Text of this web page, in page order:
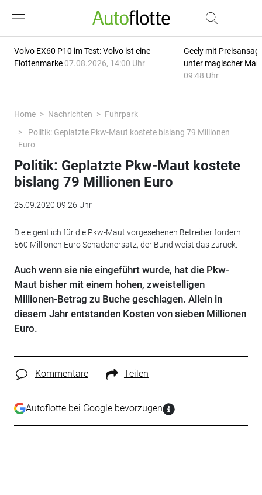
Volvo EX60 P10 im Test: Volvo ist eine
Flottenmarke 07.08.2026, 14:00 Uhr
Geely mit
unter magischer
09:48 Uhr
Home Nachrichten
Fuhrpark
Politik: Geplatzte Pkw-Maut kostete bislang 79 Millionen
Euro
Politik: Geplatzte Pkw-Maut kostete
bislang 79 Millionen Euro
25.09.2020 09:26 Uhr
Die eigentlich für die Pkw-Maut vorgesehenen Betreiber fordern
560 Millionen Euro Schadenersatz, der Bund weist das zurück.
Auch wenn sie nie eingeführt wurde, hat die Pkw-
Maut bisher mit einem hohen, zweistelligen
Millionen-Betrag zu Buche geschlagen. Allein in
diesem Jahr entstanden Kosten von sieben Millionen
Euro.
Kommentare Teilen
Autoflotte bei Google bevorzugen